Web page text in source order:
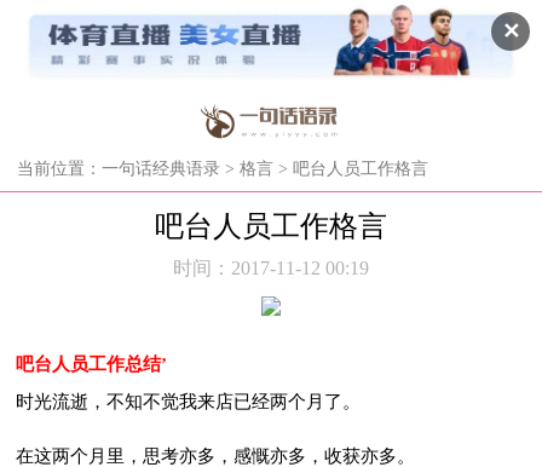
✕
当前位置： 一句话经典语录 > 格言 > 吧台人员工作格言
吧台人员工作格言
时间：2017-11-12 00:19
吧台人员工作总结’
时光流逝，不知不觉我来店已经两个月了。
在这两个月里，思考亦多，感慨亦多，收获亦多。